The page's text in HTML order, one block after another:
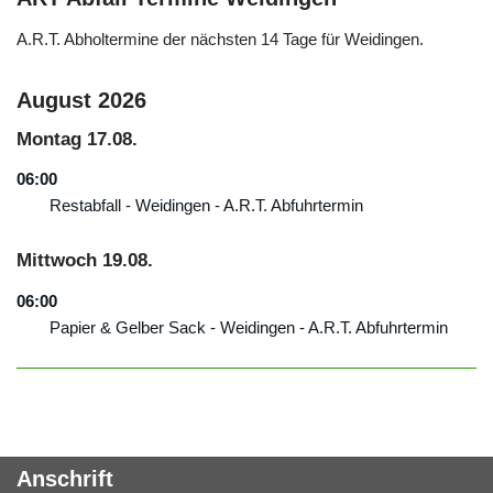
A.R.T. Abholtermine der nächsten 14 Tage für Weidingen.
August 2026
Montag 17.08.
06:00
Restabfall - Weidingen - A.R.T. Abfuhrtermin
Mittwoch 19.08.
06:00
Papier & Gelber Sack - Weidingen - A.R.T. Abfuhrtermin
Anschrift